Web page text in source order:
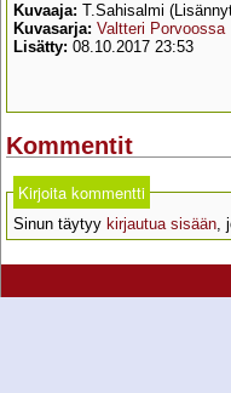
Kuvaaja: T.Sahisalmi
Kuvasarja: Valtteri Porvoossa
Lisätty: 08.10.2017 23:53
Kommentit
Kirjoita kommentti
Sinun täytyy kirjautua sisään,